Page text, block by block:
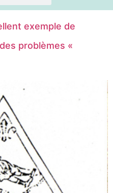
exemple de
problèmes «